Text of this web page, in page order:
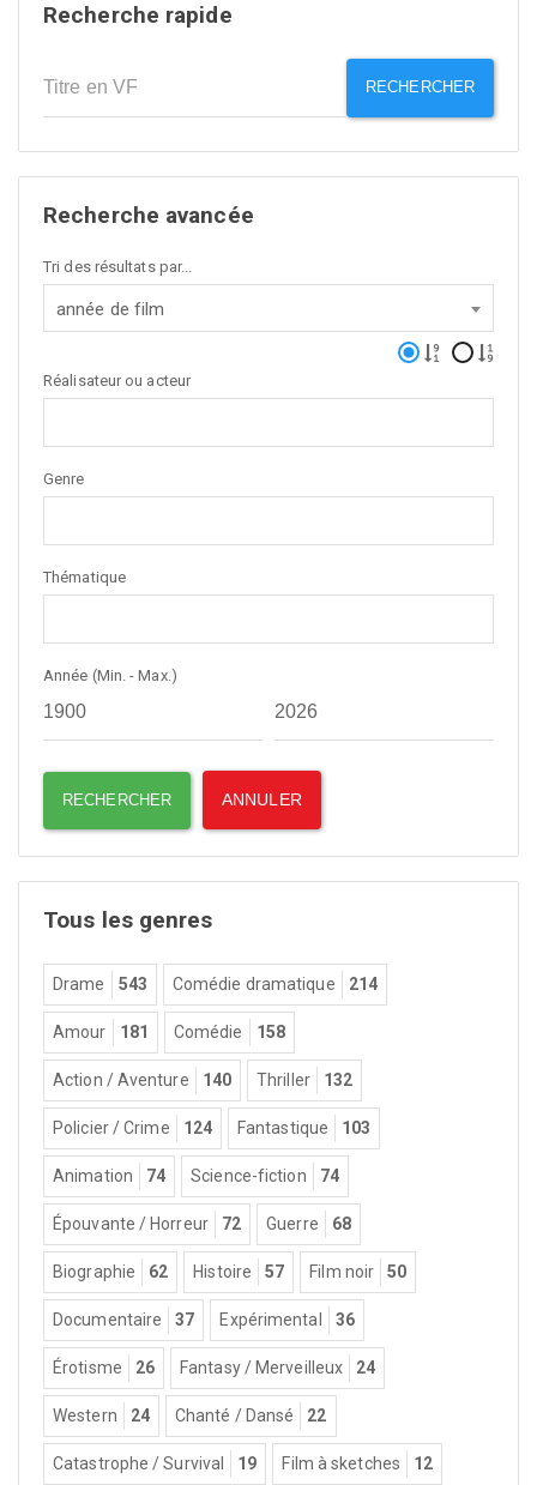
Recherche rapide
RECHERCHER
Recherche avancée
Tri des résultats par...
année de film
Réalisateur ou acteur
Genre
Thématique
Année (Min. - Max.)
Tous les genres
Drame 543 Comédie dramatique 214
Amour 181 Comédie 158
Action / Aventure 140 Thriller 132
Policier / Crime 124 Fantastique 103
Animation 74 Science-fiction 74
Épouvante / Horreur 72 Guerre 68
Biographie 62 Histoire 57 Film noir 50
Documentaire 37 Expérimental 36
Érotisme 26 Fantasy / Merveilleux 24
Western 24 Chanté / Dansé 22
Catastrophe / Survival 19 Film à sketches 12